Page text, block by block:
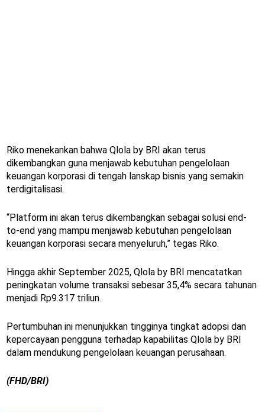
Riko menekankan bahwa Qlola by BRI akan terus
dikembangkan guna menjawab kebutuhan pengelolaan
keuangan korporasi di tengah lanskap bisnis yang semakin
terdigitalisasi.
“Platform ini akan terus dikembangkan sebagai solusi end-
to-end yang mampu menjawab kebutuhan pengelolaan
keuangan korporasi secara menyeluruh,” tegas Riko.
Hingga akhir September 2025, Qlola by BRI mencatatkan
peningkatan volume transaksi sebesar 35,4% secara tahunan
menjadi Rp9.317 triliun.
Pertumbuhan ini menunjukkan tingginya tingkat adopsi dan
kepercayaan pengguna terhadap kapabilitas Qlola by BRI
dalam mendukung pengelolaan keuangan perusahaan.
(FHD/BRI)